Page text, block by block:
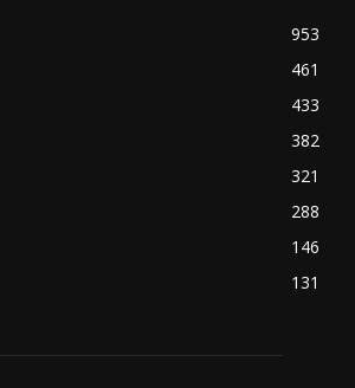
953
461
433
382
321
288
146
131